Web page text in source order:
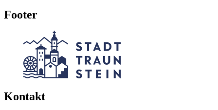
Footer
Kontakt